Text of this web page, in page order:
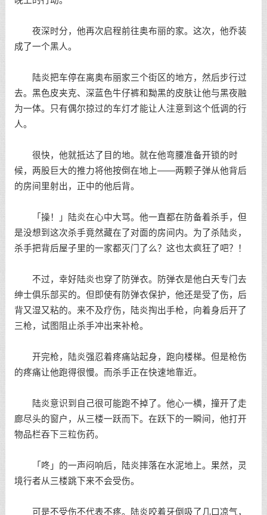
夜深时分，他再次启程前往奥布丽的家。这次，他乔装
成了一个黑人。
陆炎把车停在离奥布丽家三个街区的地方，然后步行过
去。黑色皮夹克、深蓝色牛仔裤和黝黑的皮肤让他与黑夜融
为一体。只有偶尔掠过的车灯才能让人注意到这个低调的行
人。
很快，他就抵达了目的地。就在他弯腰准备开锁的时
候，两股巨大的推力将他按倒在地上——两颗子弹从他背后
的房间里射出，正中的他后背。
「操！」陆炎在心中大骂。他一直都在防备着杀手，但
是没想到这次杀手竟然藏在了对面的房间内。为了杀陆炎，
杀手把背后屋子里的一家都灭门了么？这也太疯狂了吧？！
不过，幸好陆炎也穿了防弹衣。防弹衣是他白天专门去
绅士俱乐部买的。但即使有防弹衣保护，他还是受了伤，后
背又湿又粘的。来不及疗伤，陆炎掏出手枪，向着身后开了
三枪，试图阻止杀手冲出来补枪。
开完枪，陆炎强忍着疼痛站起身，跑向楼梯。但是枪伤
的疼痛让他跑得很慢。而杀手正在快速地靠近。
陆炎意识到自己很可能跑不掉了。他心一横，撞开了走
廊尽头的窗户，从三楼一跃而下。在跃下的一瞬间，他打开
物品栏吞下三粒伤药。
「咚」的一声闷响后，陆炎摔落在水泥地上。果然，灵
境行者从三楼跳下来不会受伤。
可是不受伤不代表不疼。陆炎咬着牙倒吸了几口凉气，